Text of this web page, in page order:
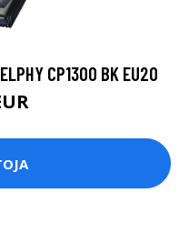
CP1300 BK EU20